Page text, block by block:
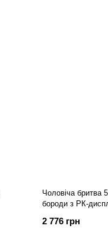
Чоловіча бритва
бороди з РК-
2 776 грн